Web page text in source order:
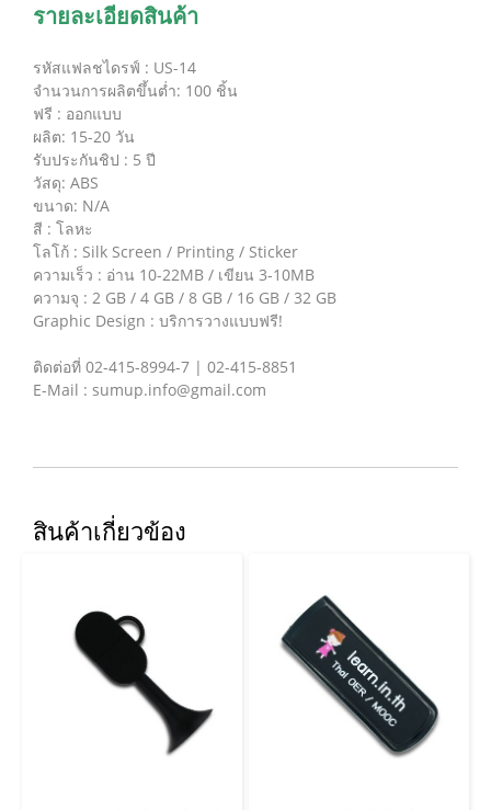
รายละเอียดสินค้า
รหัสแฟลชไดรฟ์ : US-14
จำนวนการผลิตขึ้นต่ำ: 100 ชิ้น
ฟรี : ออกแบบ
ผลิต: 15-20 วัน
รับประกันชิป : 5 ปี
วัสดุ: ABS
ขนาด: N/A
สี : โลหะ
โลโก้ : Silk Screen / Printing / Sticker
ความเร็ว : อ่าน 10-22MB / เขียน 3-10MB
ความจุ : 2 GB / 4 GB / 8 GB / 16 GB / 32 GB
Graphic Design : บริการวางแบบฟรี!
ติดต่อที่ 02-415-8994-7 | 02-415-8851
E-Mail : sumup.info@gmail.com
สินค้าเกี่ยวข้อง